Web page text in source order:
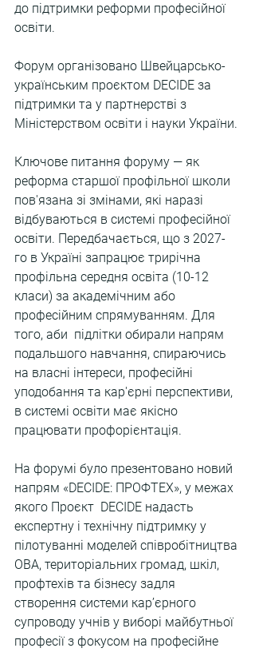
до підтримки реформи професійної
освіти.
Форум організовано Швейцарсько-
українським проєктом DECIDE за
підтримки та у партнерстві з
Міністерством освіти і науки України.
Ключове питання форуму — як
реформа старшої профільної школи
пов'язана зі змінами, які наразі
відбуваються в системі професійної
освіти. Передбачається, що з 2027-
го в Україні запрацює трирічна
профільна середня освіта (10-12
класи) за академічним або
професійним спрямуванням. Для
того, аби  підлітки обирали напрям
подальшого навчання, спираючись
на власні інтереси, професійні
уподобання та кар'єрні перспективи,
в системі освіти має якісно
працювати профорієнтація.
На форумі було презентовано новий
напрям «DECIDE: ПРОФТЕХ», у межах
якого Проєкт  DECIDE надасть
експертну і технічну підтримку у
пілотуванні моделей співробітництва
ОВА, територіальних громад, шкіл,
профтехів та бізнесу задля
створення системи карʼєрного
супроводу учнів у виборі майбутньої
професії з фокусом на професійне